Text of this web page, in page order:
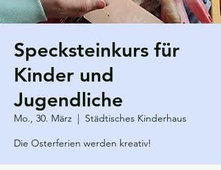
Specksteinkurs für
Kinder und
Jugendliche
Mo., 30. März
  |
Städtisches Kinderhaus
Die Osterferien werden kreativ!